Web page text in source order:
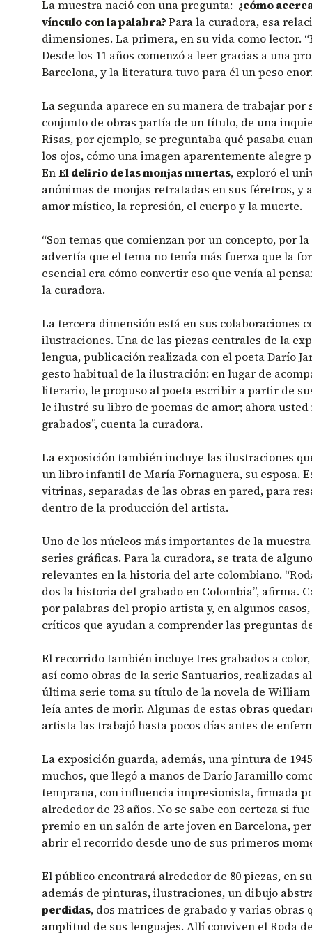
La muestra nació con una pregunta: ¿cómo
vínculo con la palabra?Para la curadora, esa
dimensiones. La primera, en su vida como lector.
Desde los 11 años comenzó a leer gracias a una
Barcelona, y la literatura tuvo para él un peso
La segunda aparece en su manera de trabajar por
conjunto de obras partía de un título, de una
Risas, por ejemplo, se preguntaba qué pasaba
los ojos, cómo una imagen aparentemente alegre
EnEl delirio de las monjas muertas, exploró el
anónimas de monjas retratadas en sus féretros, y
amor místico, la represión, el cuerpo y la muerte.
“Son temas que comienzan por un concepto, por
advertía que el tema no tenía más fuerza que la
esencial era cómo convertir eso que venía al
la curadora.
La tercera dimensión está en sus colaboraciones
ilustraciones. Una de las piezas centrales de la
lengua, publicación realizada con el poeta Darío
gesto habitual de la ilustración: en lugar de
literario, le propuso al poeta escribir a partir de
le ilustré su libro de poemas de amor; ahora
grabados”, cuenta la curadora.
La exposición también incluye las ilustraciones
un libro infantil de María Fornaguera, su esposa.
vitrinas, separadas de las obras en pared, para
dentro de la producción del artista.
Uno de los núcleos más importantes de la
series gráficas. Para la curadora, se trata de
relevantes en la historia del arte colombiano.
dos la historia del grabado en Colombia”, afirma.
por palabras del propio artista y, en algunos
críticos que ayudan a comprender las preguntas
El recorrido también incluye tres grabados a
así como obras de la serie Santuarios, realizadas
última serie toma su título de la novela de
leía antes de morir. Algunas de estas obras
artista las trabajó hasta pocos días antes de
La exposición guarda, además, una pintura de
muchos, que llegó a manos de Darío Jaramillo
temprana, con influencia impresionista, firmada
alrededor de 23 años. No se sabe con certeza si
premio en un salón de arte joven en Barcelona,
abrir el recorrido desde uno de sus primeros
El público encontrará alrededor de 80 piezas, en
además de pinturas, ilustraciones, un dibujo
perdidas, dos matrices de grabado y varias obras
amplitud de sus lenguajes. Allí conviven el Roda